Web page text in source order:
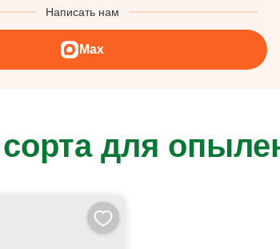
Написать нам
Max
для